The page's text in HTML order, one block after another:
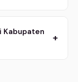
Kabupaten
+